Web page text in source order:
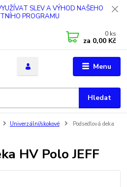
SLEV A VÝHOD NAŠEHO
PROGRAMU
Menu
Hledat
0 ks
za 0,00 Kč
Univerzální/skokové
Podsedlová deka
HV Polo JEFF